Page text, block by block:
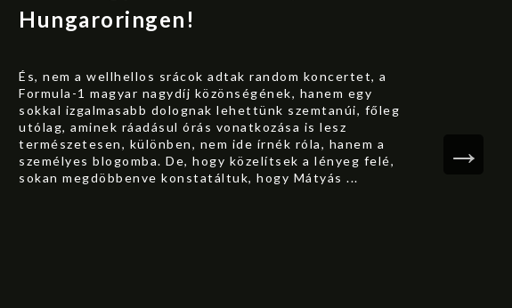
Hungaroringen!
És, nem a wellhellos srácok adtak random koncertet, a
Formula-1 magyar nagydíj közönségének, hanem egy
sokkal izgalmasabb dolognak lehettünk szemtanúi, főleg
utólag, aminek ráadásul órás vonatkozása is lesz
természetesen, különben, nem ide írnék róla, hanem a
személyes blogomba. De, hogy közelítsek a lényeg felé,
sokan megdöbbenve konstatáltuk, hogy Mátyás ...